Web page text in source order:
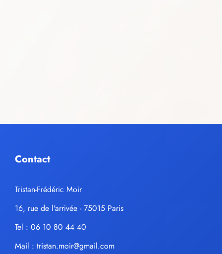
Contact
Tristan-Frédéric Moir
16, rue de l'arrivée - 75015 Paris
Tel : 06 10 80 44 40
Mail :tristan.moir@gmail.com